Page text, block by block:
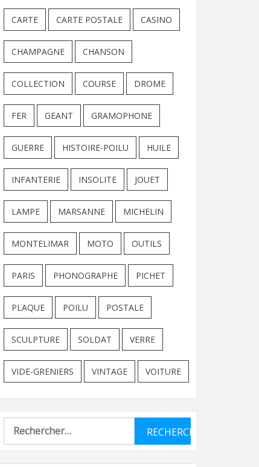
CARTE CARTE POSTALE CASINO
CHAMPAGNE CHANSON
COLLECTION COURSE DROME
FER GEANT GRAMOPHONE
GUERRE HISTOIRE-POILU HUILE
INFANTERIE INSOLITE JOUET
LAMPE MARSANNE MICHELIN
MONTELIMAR MOTO OUTILS
PARIS PHONOGRAPHE PICHET
PLAQUE POILU POSTALE
SCULPTURE SOLDAT VERRE
VIDE-GRENIERS VINTAGE VOITURE
Rechercher :